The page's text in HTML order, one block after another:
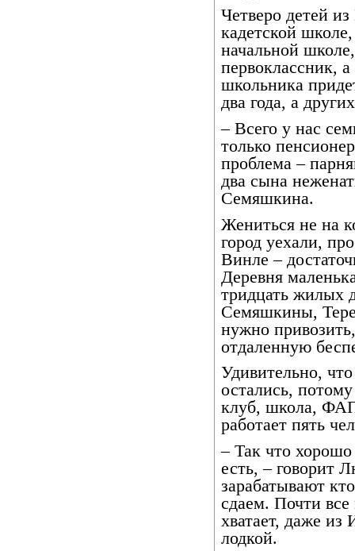
Четверо детей
кадетской
начальной
первоклассник,
школьника
два года, а
– Всего у нас
только
проблема –
два сына
Семяшкина.
Жениться не на
город уехали,
Винле –
Деревня
тридцать жилых
Семяшкины,
нужно
отдаленную
Удивительно,
остались,
клуб, школа, ФАП
работает пять
– Так что
есть, – говорит
зарабатывают
сдаем. Почти
хватает, даже
лодкой.